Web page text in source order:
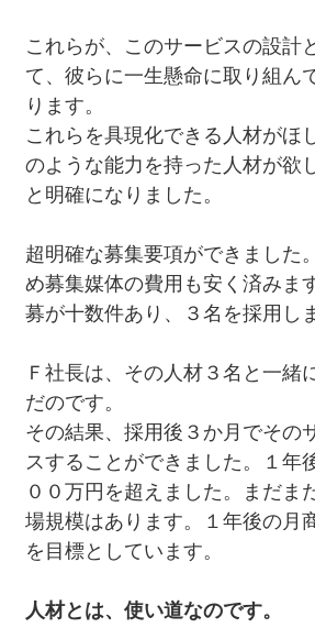
これらが、このサービスの設計
て、彼らに一生懸命に取り組ん
ります。
これらを具現化できる人材がほ
のような能力を持った人材が欲
と明確になりました。
超明確な募集要項ができました
め募集媒体の費用も安く済みま
募が十数件あり、３名を採用し
Ｆ社長は、その人材３名と一緒
だのです。
その結果、採用後３か月でその
スすることができました。１年
００万円を超えました。まだま
場規模はあります。１年後の月
を目標としています。
人材とは、使い道なのです。